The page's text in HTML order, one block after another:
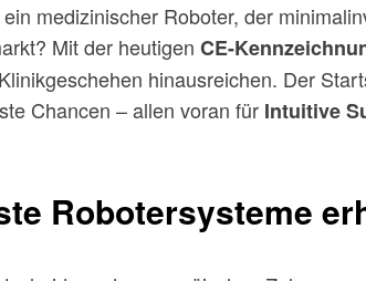
medizinischer Roboter, der
Mit der heutigen CE-
hinausreichen. Der
Chancen – allen voran für Intuitive
Robotersysteme